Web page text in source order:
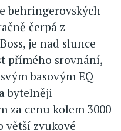
behringerovských
čerpá z
je nad slunce
přímého srovnání,
basovým EQ
bytelněji
za cenu kolem 3000
větší zvukové